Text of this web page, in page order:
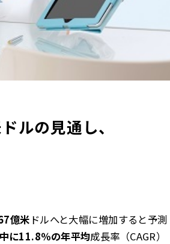
ルの見通し、
億米 ドルへと大幅に増加すると予測
に11.8％の年平均成長率（CAGR）